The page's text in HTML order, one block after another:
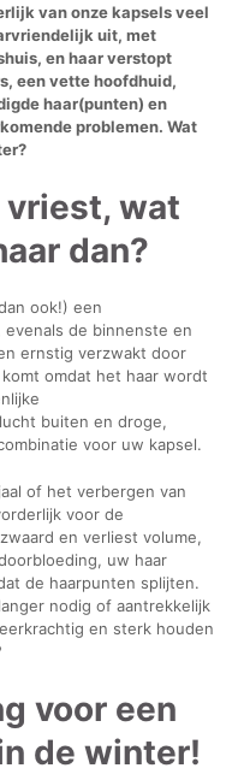
van onze kapsels veel
uit, met
en haar verstopt
een vette hoofdhuid,
haar(punten) en
problemen. Wat
wat
dan?
ook!) een
evenals de binnenste en
ernstig verzwakt door
omdat het haar wordt
buiten en droge,
voor uw kapsel.
of het verbergen van
voor de
en verliest volume,
uw haar
de haarpunten splijten.
nodig of aantrekkelijk
en sterk houden
voor een
de winter!